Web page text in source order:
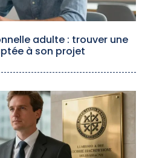
adulte : trouver une
à son projet